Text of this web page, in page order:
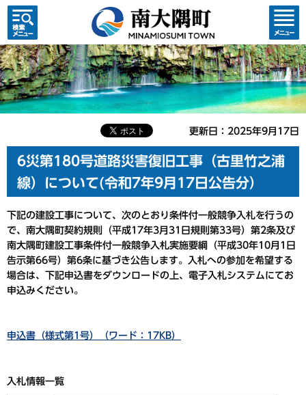
検索・
共通メ
ニュー
コンテ
ンツメ
ニュー
更新日：2025年9月17日
6災第180号道路災害復旧工事（古里竹之浦
線）について(令和7年9月17日公告分）
下記の建設工事について、次のとおり条件付一般競争入札を行うの
で、南大隅町契約規則（平成17年3月31日規則第33号）第2条及び
南大隅町建設工事条件付一般競争入札実施要綱（平成30年10月1日
告示第66号）第6条に基づき公告します。入札への参加を希望する
場合は、下記申込書をダウンロードの上、電子入札システムにてお
申込みください。
申込書（様式第1号）（ワード：17KB）
入札情報一覧